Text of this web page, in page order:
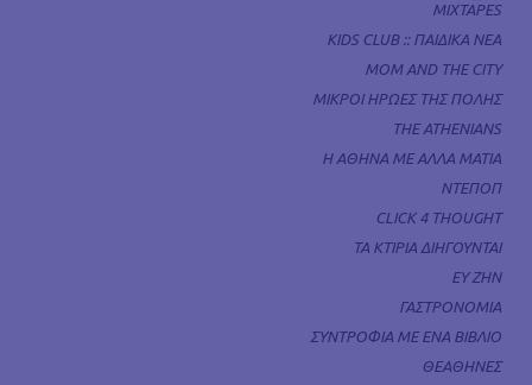
MIXTAPES
KIDS CLUB :: ΠΑΙΔΙΚΑ ΝΕΑ
MOM AND THE CITY
ΜΙΚΡΟΙ ΗΡΩΕΣ ΤΗΣ ΠΟΛΗΣ
THE ATHENIANS
Η ΑΘΗΝΑ ΜΕ ΑΛΛΑ ΜΑΤΙΑ
ΝΤΕΠΟΠ
CLICK 4 THOUGHT
ΤΑ ΚΤΙΡΙΑ ΔΙΗΓΟΥΝΤΑΙ
ΕΥ ΖΗΝ
ΓΑΣΤΡΟΝΟΜΙΑ
ΣΥΝΤΡΟΦΙΑ ΜΕ ΕΝΑ ΒΙΒΛΙΟ
ΘΕΑΘΗΝΕΣ